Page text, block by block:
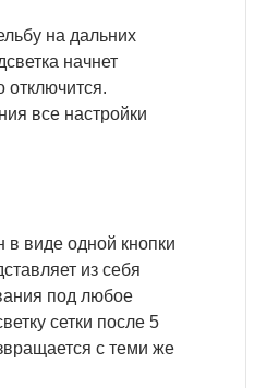
на дальних
начнет
отключится.
все настройки
в виде одной кнопки
из себя
под любое
сетки после 5
с теми же